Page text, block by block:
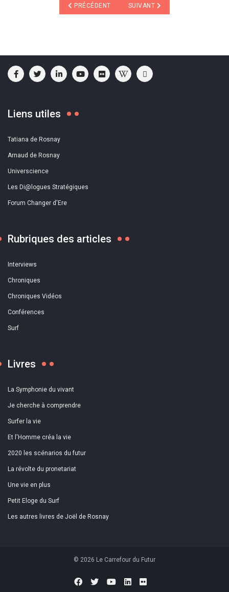
ARTICLE PRÉCÉDENT : SILVER ECONOMY EXPO
PRÉCÉDENT ARTICLE SUIVANT : AU-DELÀ DU
SUIVANT
Liens utiles
Tatiana de Rosnay
Arnaud de Rosnay
Universcience
Les Di@logues Stratégiques
Forum Changer d'Ere
Rubriques des articles
Interviews
Chroniques
Chroniques Vidéos
Conférences
Surf
Livres
La Symphonie du vivant
Je cherche à comprendre
Surfer la vie
Et l'Homme créa la vie
2020 les scénarios du futur
La révolte du pronetariat
Une vie en plus
Petit Eloge du Surf
Les autres livres de Joël de Rosnay
© 2026 Le Carrefour du Futur